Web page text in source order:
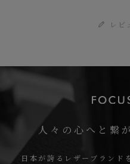
レビ
人々の心へと繋
日本が誇るレザーブランド